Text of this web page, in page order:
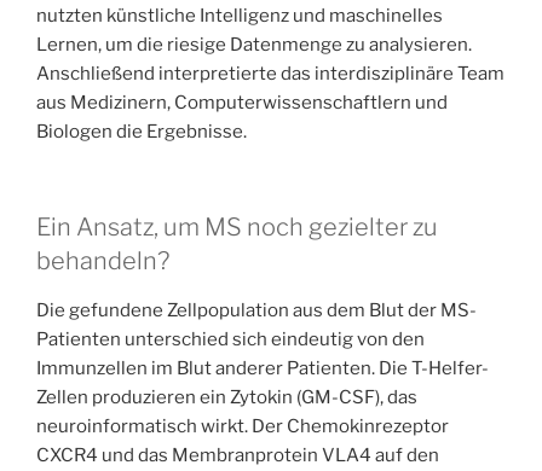
nutzten künstliche Intelligenz und maschinelles
Lernen, um die riesige Datenmenge zu analysieren.
Anschließend interpretierte das interdisziplinäre Team
aus Medizinern, Computerwissenschaftlern und
Biologen die Ergebnisse.
Ein Ansatz, um MS noch gezielter zu
behandeln?
Die gefundene Zellpopulation aus dem Blut der MS-
Patienten unterschied sich eindeutig von den
Immunzellen im Blut anderer Patienten. Die T-Helfer-
Zellen produzieren ein Zytokin (GM-CSF), das
neuroinformatisch wirkt. Der Chemokinrezeptor
CXCR4 und das Membranprotein VLA4 auf den